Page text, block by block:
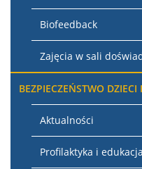
Biofeedback
Zajęcia w sali
BEZPIECZEŃSTWO
Aktualności
Profilaktyka i edukacja